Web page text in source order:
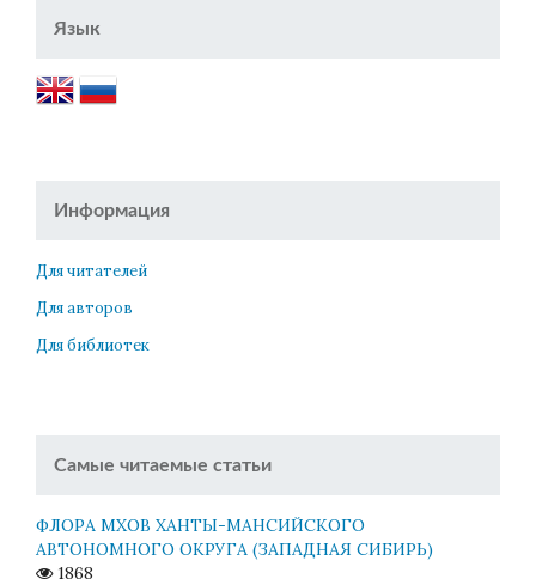
Язык
Информация
Для читателей
Для авторов
Для библиотек
Самые читаемые статьи
ФЛОРА МХОВ ХАНТЫ-МАНСИЙСКОГО
АВТОНОМНОГО ОКРУГА (ЗАПАДНАЯ СИБИРЬ)
1868